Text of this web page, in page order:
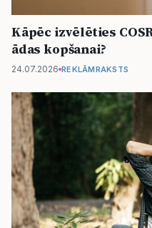
Kāpēc izvēlēties
ādas kopšanai?
24.07.2026 REKLĀMRAKSTS